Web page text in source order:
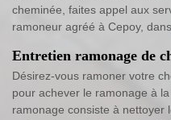
cheminée, faites appel aux
ramoneur agréé à Cepoy,
Entretien ramonage de
Désirez-vous ramoner votre
pour achever le ramonage à
ramonage consiste à nettoyer